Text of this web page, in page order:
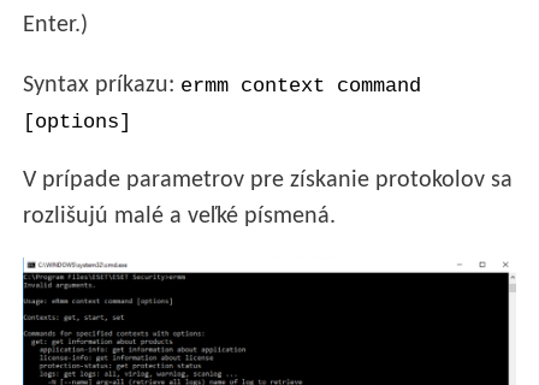
Enter.)
Syntax príkazu: ermm context command
[options]
V prípade parametrov pre získanie protokolov sa
rozlišujú malé a veľké písmená.